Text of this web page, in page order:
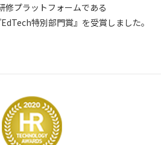
修プラットフォームである
特別部門賞』を受賞しました。